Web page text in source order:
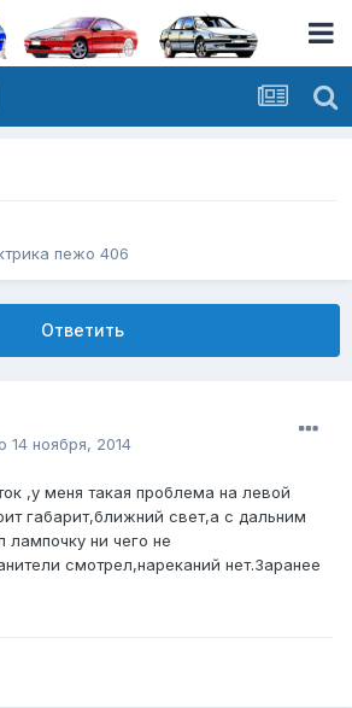
пежо 406
Ответить
14 ноября, 2014
,у меня такая проблема на левой
габарит,ближний свет,а с дальним
лампочку ни чего не
смотрел,нареканий нет.Заранее